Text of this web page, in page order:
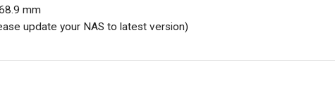
mm
update your NAS to latest version)